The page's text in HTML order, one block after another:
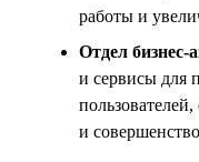
работы и
Отдел бизнес-
и сервисы для
и